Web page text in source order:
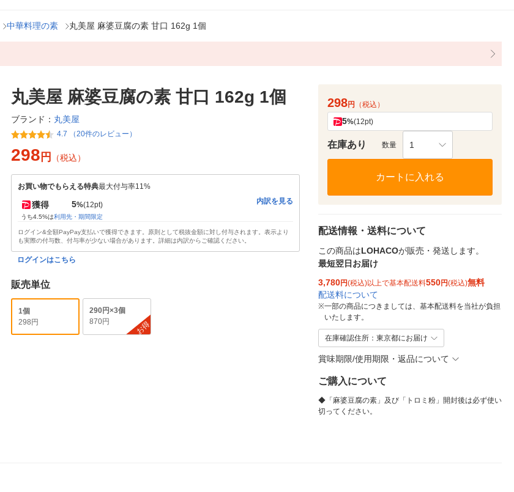
中華料理の素 丸美屋 麻婆豆腐の素 甘口 162g 1個
丸美屋 麻婆豆腐の素 甘口 162g 1個
ブランド： 丸美屋
4.7 （20件のレビュー）
298 円 （税込）
お買い物でもらえる特典最大付与率11%
獲得 5%(12pt)
うち4.5%は利用先・期間限定
内訳を見る
ログイン&全額PayPay支払いで獲得できます。原則として税抜金額に対し付与されます。表示より
も実際の付与数、付与率が少ない場合があります。詳細は内訳からご確認ください。
ログインはこちら
販売単位
1個
298円
290円×3個
870円
お得
298円 （税込）
5%(12pt)
在庫あり 数量 1
カートに入れる
配送情報・送料について
この商品はLOHACOが販売・発送します。
最短翌日お届け
3,780円(税込)以上で基本配送料550円(税込)無料
配送料について
※一部の商品につきましては、基本配送料を当社が負担
いたします。
在庫確認住所：東京都にお届け
賞味期限/使用期限・返品について
ご購入について
◆「麻婆豆腐の素」及び「トロミ粉」開封後は必ず使い
切ってください。